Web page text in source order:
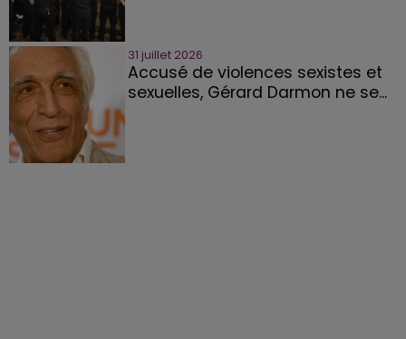
31 juillet 2026
Accusé de violences sexistes et
sexuelles, Gérard Darmon ne se...